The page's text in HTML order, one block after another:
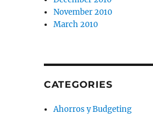
November 2010
March 2010
CATEGORIES
Ahorros y Budgeting